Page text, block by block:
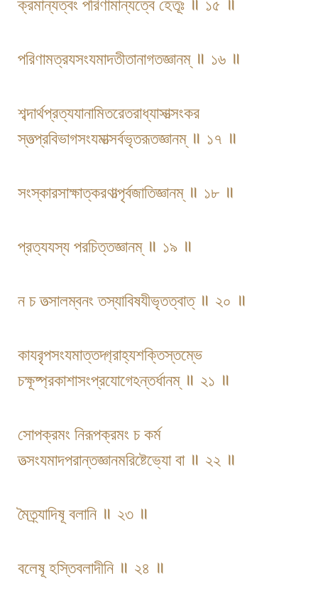
ক্রমান্যত্বং পরিণামান্যত্বে হেতূঃ ॥ ১৫ ॥
পরিণামত্রযসংযমাদতীতানাগতজ্ঞানম্ ॥ ১৬ ॥
শব্দার্থ​প্রত্যযানামিতরেতরাধ্যাসাত্সংকর​
স্তত্প্রবিভাগসংযমাত্সর্ব​ভৃতরূতজ্ঞানম্ ॥ ১৭ ॥
সংস্কারসাক্ষাত্করণাত্পৃর্বজাতিজ্ঞানম্ ॥ ১৮ ॥
প্রত্যযস্য পরচিত্তজ্ঞানম্ ॥ ১৯ ॥
ন চ তত্সালম্বনং তস্যাবিষযীভৃতত্বাত্ ॥ ২০ ॥
কাযরৃপসংযমাত্তদ্গ্রাহ্যশক্তিস্তম্ভে
চক্ষূষ্প্রকাশাসংপ্রযোগেঽন্তর্ধানম্ ॥ ২১ ॥
সোপক্রমং নিরূপক্রমং চ কর্ম
তত্সংযমাদপরান্তজ্ঞানমরিষ্টেভ্যো বা ॥ ২২ ॥
মৈত্র্যাদিষূ বলানি ॥ ২৩ ॥
বলেষূ হস্তিবলাদীনি ॥ ২৪ ॥